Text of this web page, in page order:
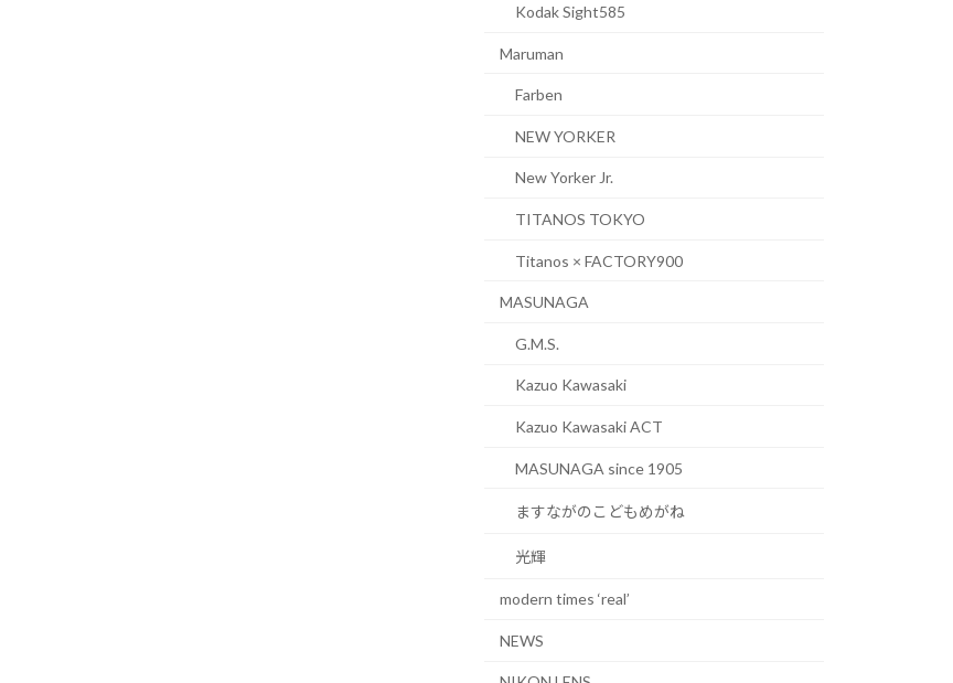
Kodak Sight585
Maruman
Farben
NEW YORKER
New Yorker Jr.
TITANOS TOKYO
Titanos × FACTORY900
MASUNAGA
G.M.S.
Kazuo Kawasaki
Kazuo Kawasaki ACT
MASUNAGA since 1905
ますながのこどもめがね
光輝
modern times ‘real’
NEWS